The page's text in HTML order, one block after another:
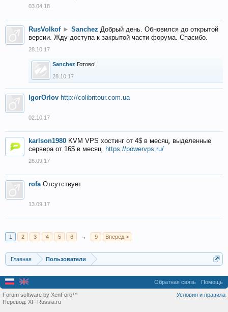
03.04.18
RusVolkof ► Sanchez Добрый день. Обновился до открытой
версии. Жду доступа к закрытой части форума. Спасибо.
28.10.17
Sanchez Готово!
28.10.17
IgorOrlov http://colibritour.com.ua
02.10.17
karlson1980 KVM VPS хостинг от 4$ в месяц, выделенные
сервера от 16$ в месяц. https://powervps.ru/
26.09.17
rofa Отсутствует
13.09.17
1 2 3 4 5 6 → 9 Вперёд >
Главная Пользователи
Обратная связь Помощь
Условия и правила
Forum software by XenForo™
Перевод: XF-Russia.ru